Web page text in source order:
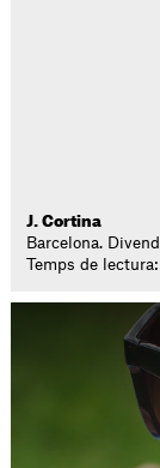
J. Cortina
Barcelona.
Temps de